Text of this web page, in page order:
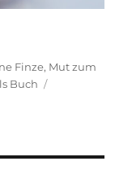
Finze, Mut zum
Buch